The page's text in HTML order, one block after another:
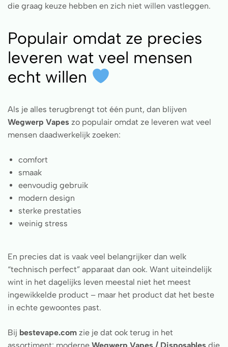
die graag keuze hebben en zich niet willen vastleggen.
Populair omdat ze precies
leveren wat veel mensen
echt willen
Als je alles terugbrengt tot één punt, dan blijven
Wegwerp Vapes zo populair omdat ze leveren wat veel
mensen daadwerkelijk zoeken:
comfort
smaak
eenvoudig gebruik
modern design
sterke prestaties
weinig stress
En precies dat is vaak veel belangrijker dan welk
“technisch perfect” apparaat dan ook. Want uiteindelijk
wint in het dagelijks leven meestal niet het meest
ingewikkelde product – maar het product dat het beste
in echte gewoontes past.
Bij bestevape.com zie je dat ook terug in het